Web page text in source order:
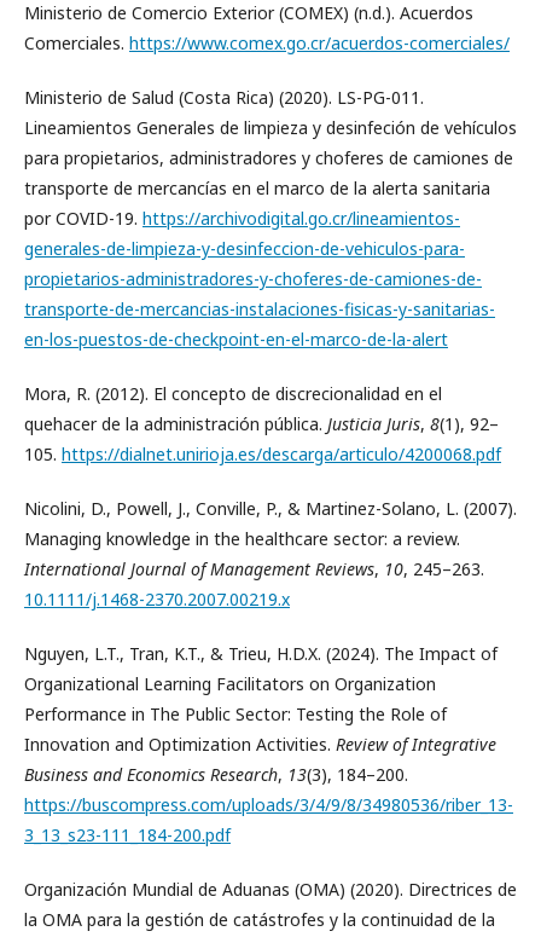
Ministerio de Comercio Exterior (COMEX) (n.d.). Acuerdos
Comerciales. https://www.comex.go.cr/acuerdos-comerciales/
Ministerio de Salud (Costa Rica) (2020). LS-PG-011.
Lineamientos Generales de limpieza y desinfeción de vehículos
para propietarios, administradores y choferes de camiones de
transporte de mercancías en el marco de la alerta sanitaria
por COVID-19. https://archivodigital.go.cr/lineamientos-
generales-de-limpieza-y-desinfeccion-de-vehiculos-para-
propietarios-administradores-y-choferes-de-camiones-de-
transporte-de-mercancias-instalaciones-fisicas-y-sanitarias-
en-los-puestos-de-checkpoint-en-el-marco-de-la-alert
Mora, R. (2012). El concepto de discrecionalidad en el
quehacer de la administración pública. Justicia Juris, 8(1), 92–
105. https://dialnet.unirioja.es/descarga/articulo/4200068.pdf
Nicolini, D., Powell, J., Conville, P., & Martinez-Solano, L. (2007).
Managing knowledge in the healthcare sector: a review.
International Journal of Management Reviews, 10, 245–263.
10.1111/j.1468-2370.2007.00219.x
Nguyen, L.T., Tran, K.T., & Trieu, H.D.X. (2024). The Impact of
Organizational Learning Facilitators on Organization
Performance in The Public Sector: Testing the Role of
Innovation and Optimization Activities. Review of Integrative
Business and Economics Research, 13(3), 184–200.
https://buscompress.com/uploads/3/4/9/8/34980536/riber_13-
3_13_s23-111_184-200.pdf
Organización Mundial de Aduanas (OMA) (2020). Directrices de
la OMA para la gestión de catástrofes y la continuidad de la